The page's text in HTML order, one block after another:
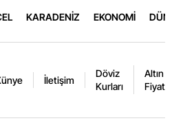
KARADENİZ EKONOMİ
İletişim
Döviz
Kurları
Altın